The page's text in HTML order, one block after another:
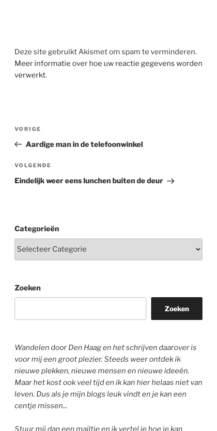
Deze site gebruikt Akismet om spam te verminderen.
Meer informatie over hoe uw reactie gegevens worden
verwerkt.
Berichtnavigatie
Vorig
bericht
VORIGE
Aardige man in de telefoonwinkel
Volgend
bericht
VOLGENDE
Eindelijk weer eens lunchen buiten de deur
Categorieën
Zoeken
Zoeken
Wandelen door Den Haag en het schrijven daarover is
voor mij een groot plezier. Steeds weer ontdek ik
nieuwe plekken, nieuwe mensen en nieuwe ideeën.
Maar het kost ook veel tijd en ik kan hier helaas niet van
leven. Dus als je mijn blogs leuk vindt en je kan een
centje missen...
Stuur mij dan een mailtje en ik vertel je hoe je kan